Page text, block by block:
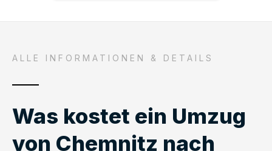
ALLE INFORMATIONEN & DETAILS
Was kostet ein Umzug
von Chemnitz nach